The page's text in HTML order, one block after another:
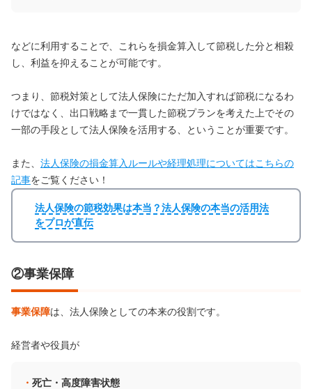
などに利用することで、これらを損金算入して節税した分と相殺
し、利益を抑えることが可能です。
つまり、節税対策として法人保険にただ加入すれば節税になるわ
けではなく、出口戦略まで一貫した節税プランを考えた上でその
一部の手段として法人保険を活用する、ということが重要です。
また、 法人保険の損金算入ルールや経理処理についてはこちらの
記事をご覧ください！
法人保険の節税効果は本当？法人保険の本当の活用法
をプロが直伝
②事業保障
事業保障は、法人保険としての本来の役割です。
経営者や役員が
死亡・高度障害状態